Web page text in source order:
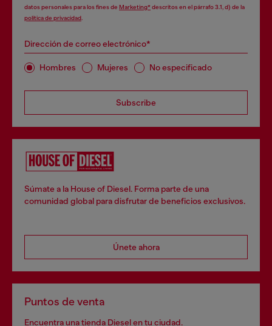
datos personales para los fines de Marketing*descritos en el párrafo 3.1, d) de la
política de privacidad
Dirección de correo electrónico*
Hombres Mujeres No especificado
Subscribe
Súmate a la House of Diesel. Forma parte de una
comunidad global para disfrutar de beneficios exclusivos.
Únete ahora
Puntos de venta
Encuentra una tienda Diesel en tu ciudad.